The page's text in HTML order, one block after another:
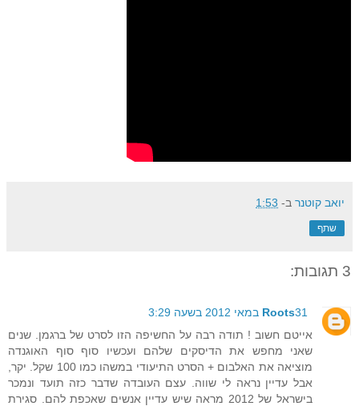
יואב קוטנר ב- 1:53
שתף
3 תגובות:
Roots31 במאי 2012 בשעה 3:29
אייטם חשוב ! תודה רבה על החשיפה הזו לסרט של ברגמן. שנים
שאני מחפש את הדיסקים שלהם ועכשיו סוף סוף האוגנדה
מוציאה את האלבום + הסרט התיעודי במשהו כמו 100 שקל. יקר,
אבל עדיין נראה לי שווה. עצם העובדה שדבר כזה תועד ונמכר
בישראל של 2012 מראה שיש עדיין אנשים שאכפת להם. סגירת